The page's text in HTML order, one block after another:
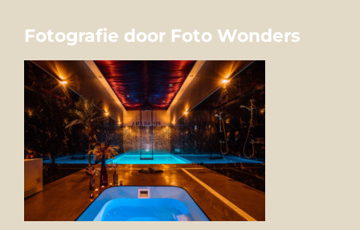
FOTO’S
INFO
OPENINGSTIJDEN
GIFTCARD
Fotografie door Foto Wonders